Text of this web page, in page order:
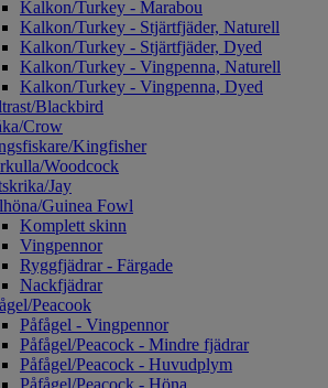
Kalkon/Turkey - Marabou
Kalkon/Turkey - Stjärtfjäder, Naturell
Kalkon/Turkey - Stjärtfjäder, Dyed
Kalkon/Turkey - Vingpenna, Naturell
Kalkon/Turkey - Vingpenna, Dyed
Blackbird
Crow
Kingfisher
Woodcock
Jay
Guinea Fowl
Komplett skinn
Vingpennor
Ryggfjädrar - Färgade
Nackfjädrar
Peacook
Påfågel - Vingpennor
Påfågel/Peacock - Mindre fjädrar
Påfågel/Peacock - Huvudplym
Påfågel/Peacock - Höna